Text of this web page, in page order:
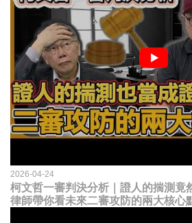
2026-04-24
柯文哲一審判決分析｜證人的揣測竟
律師帶你看未來二審攻防的兩大核心